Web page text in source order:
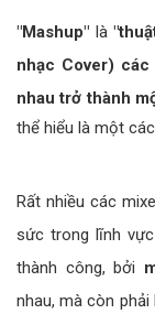
"Mashup" là
nhạc Cover)
nhau trở thành
thể hiểu là một
Rất nhiều các
sức trong lĩnh
thành công, bởi
nhau, mà còn